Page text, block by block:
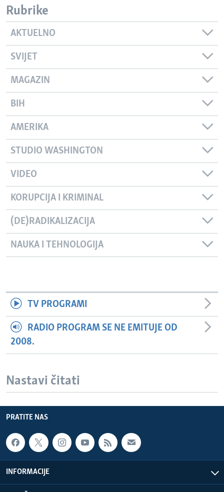
Rubrike
AKTUELNO
SVIJET
MAGAZIN
BIH
AMERIKA
STUDIO WASHINGTON
VIDEO
KORUPCIJA I KRIMINAL
(DE)RADIKALIZACIJA
NAUKA I TEHNOLOGIJA
TV PROGRAMI
RADIO PROGRAM SE NE EMITUJE OD
2008.
Nastavi čitati
PRATITE NAS
INFORMACIJE